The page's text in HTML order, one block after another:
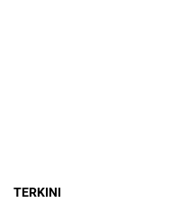
TERKINI